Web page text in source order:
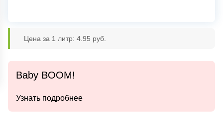
Цена за 1 литр: 4.95 руб.
Baby BOOM!
Узнать подробнее